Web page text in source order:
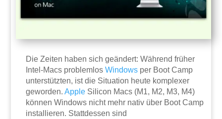
Die Zeiten haben sich geändert: Während früher
Intel-Macs problemlosWindows per Boot Camp
unterstützten, ist die Situation heute komplexer
geworden.Apple Silicon Macs (M1, M2, M3, M4)
können Windows nicht mehr nativ über Boot Camp
installieren. Stattdessen sind